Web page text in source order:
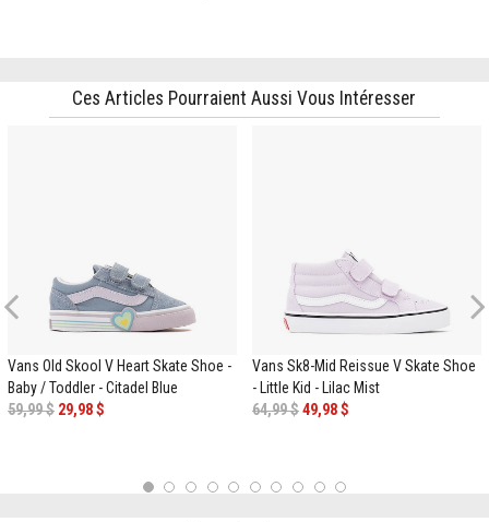
Ces Articles Pourraient Aussi Vous Intéresser
Previous
Vans Old Skool V Heart Skate Shoe -
Baby / Toddler - Citadel Blue
59,99 $ 29,98 $
Vans Sk8-Mid Reissue V Skate Shoe
- Little Kid - Lilac Mist
64,99 $49,98 $